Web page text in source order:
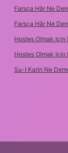
Farsça Hâr Ne
Farsça Hâr Ne
Hostes Olmak
Hostes Olmak
Su-I Karin Ne